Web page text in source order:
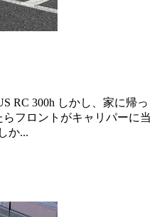
RC 300h しかし、家に帰っ
フロントがキャリパーに当
か...